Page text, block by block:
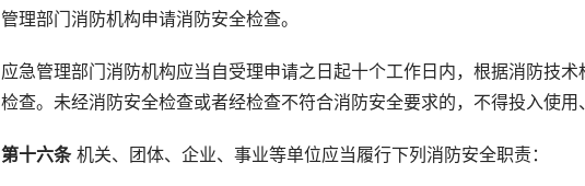
管理部门消防机构申请消防安全检查。
应急管理部门消防机构应当自受理申请之日起十个工作日内，根据消防技
检查。未经消防安全检查或者经检查不符合消防安全要求的，不得投入使用
第十六条 机关、团体、企业、事业等单位应当履行下列消防安全职责：